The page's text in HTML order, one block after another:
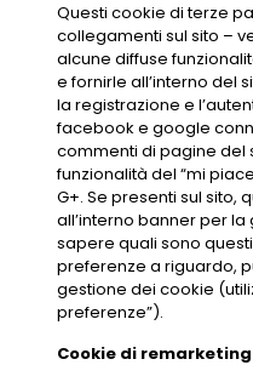
Questi cookie di terze
collegamenti sul sito –
alcune diffuse
e fornirle all’interno del
la registrazione e
facebook e google
commenti di pagine del
funzionalità del “mi
G+. Se presenti sul sito,
all’interno banner per
sapere quali sono
preferenze a riguardo,
gestione dei cookie
preferenze”).
Cookie di remarketing